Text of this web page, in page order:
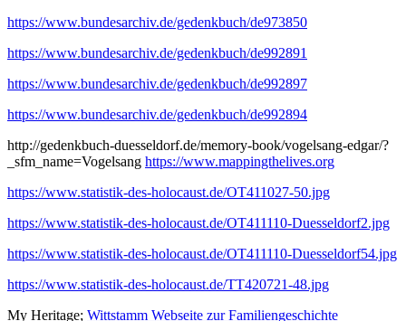
https://www.bundesarchiv.de/gedenkbuch/de973850
https://www.bundesarchiv.de/gedenkbuch/de992891
https://www.bundesarchiv.de/gedenkbuch/de992897
https://www.bundesarchiv.de/gedenkbuch/de992894
http://gedenkbuch-duesseldorf.de/memory-book/vogelsang-edgar/?
_sfm_name=Vogelsang https://www.mappingthelives.org
https://www.statistik-des-holocaust.de/OT411027-50.jpg
https://www.statistik-des-holocaust.de/OT411110-Duesseldorf2.jpg
https://www.statistik-des-holocaust.de/OT411110-Duesseldorf54.jpg
https://www.statistik-des-holocaust.de/TT420721-48.jpg
My Heritage; Wittstamm Webseite zur Familiengeschichte